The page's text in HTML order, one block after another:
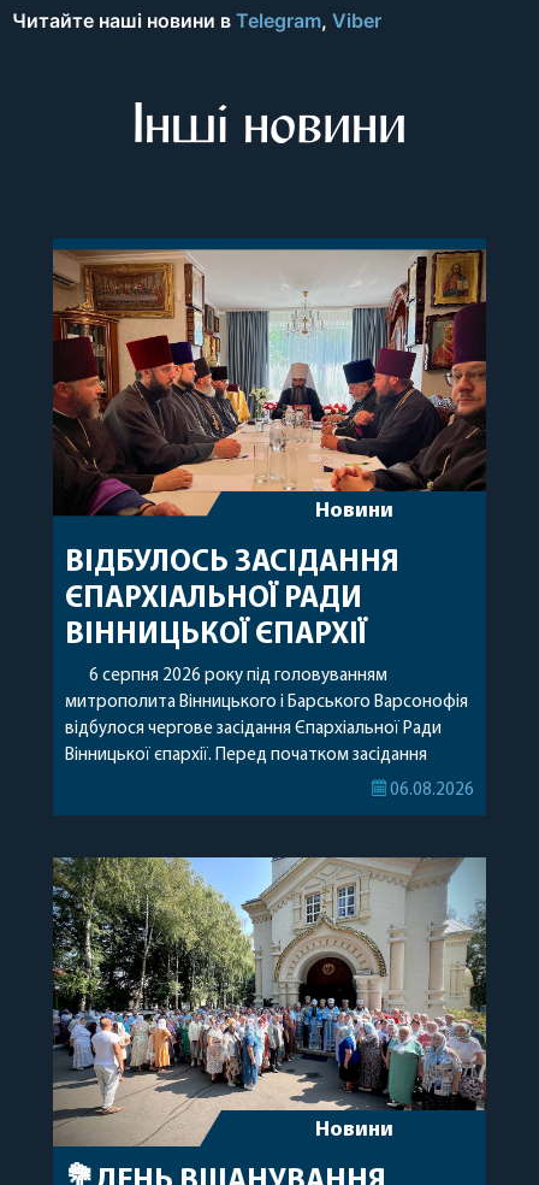
Читайте наші новини в Telegram, Viber
Інші новини
Новини
ВІДБУЛОСЬ ЗАСІДАННЯ
ЄПАРХІАЛЬНОЇ РАДИ
ВІННИЦЬКОЇ ЄПАРХІЇ
6 серпня 2026 року під головуванням
митрополита Вінницького і Барського Варсонофія
відбулося чергове засідання Єпархіальної Ради
Вінницької єпархії. Перед початком засідання
секретар Єпархіальної Ради від імені членів Ради
побажавши йому міцного здоров’я, Божої
допомоги, миру, духовної радості та
благословенних успіхів у подальшому
архіпастирському служінні. […]
06.08.2026
Новини